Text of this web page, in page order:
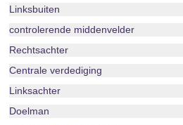
Linksbuiten
controlerende middenvelder
Rechtsachter
Centrale verdediging
Linksachter
Doelman